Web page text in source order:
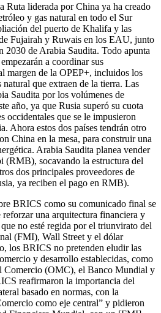
Ruta liderada por China ya ha creado
y gas natural en todo el Sur
del puerto de Khalifa y las
Fujairah y Ruwais en los EAU, junto
2030 de Arabia Saudita. Todo apunta
a coordinar sus
margen de la OPEP+, incluidos los
que extraen de la tierra. Las
Saudita por los volúmenes de
año, ya que Rusia superó su cuota
occidentales que se le impusieron
Ahora estos dos países tendrán otro
China en la mesa, para construir una
Arabia Saudita planea vender
(RMB), socavando la estructura del
dos principales proveedores de
ya reciben el pago en RMB).
BRICS como su comunicado final se
reforzar una arquitectura financiera y
no esté regida por el triunvirato del
(FMI), Wall Street y el dólar
los BRICS no pretenden eludir las
y desarrollo establecidas, como
Comercio (OMC), el Banco Mundial y
reafirmaron la importancia del
basado en normas, con la
como eje central” y pidieron